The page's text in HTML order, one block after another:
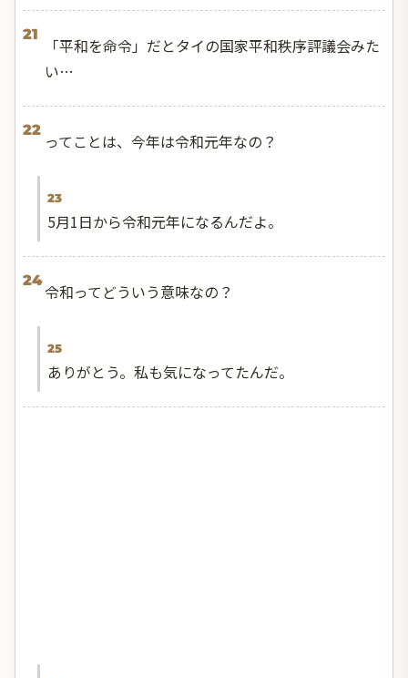
21
「平和を命令」だとタイの国家平和秩序評議会みた
い…
22
ってことは、今年は令和元年なの？
23
5月1日から令和元年になるんだよ。
24
令和ってどういう意味なの？
25
ありがとう。私も気になってたんだ。